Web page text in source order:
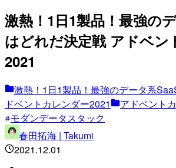
激熱！1日1製品！最強の
はどれだ決定戦 アドベン
2021
激熱！1日1製品！最強のデータ系
ドベントカレンダー2021
アドベント
モダンデータスタック
春田拓海 | Takumi
2021.12.01